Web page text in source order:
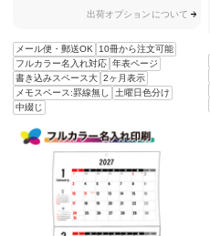
出荷オプションについて
メール便・郵送OK 10冊から注文可能
フルカラー名入れ対応 年表ページ
書き込みスペース大 2ヶ月表示
メモスペース:罫線無し
土曜日色分け
中綴じ